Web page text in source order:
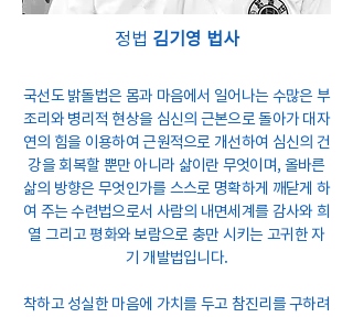
정법 김기영 법사
국선도 밝돌법은 몸과 마음에서 일어나는 수많은 부
조리와 병리적 현상을 심신의 근본으로 돌아가 대자
연의 힘을 이용하여 근원적으로 개선하여 심신의 건
강을 회복할 뿐만 아니라 삶이란 무엇이며, 올바른
삶의 방향은 무엇인가를 스스로 명확하게 깨닫게 하
여 주는 수련법으로서 사람의 내면세계를 감사와 희
열 그리고 평화와 보람으로 충만 시키는 고귀한 자
기 개발법입니다.
착하고 성실한 마음에 가치를 두고 참진리를 구하려